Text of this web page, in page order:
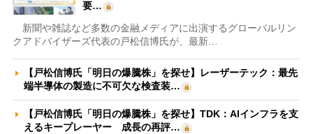
要…
新聞や雑誌など多数の金融メディアに出演するグローバルリン
クアドバイザーズ代表の戸松信博氏が、最新…
【戸松信博氏「明日の爆騰株」を探せ】レーザーテック：最先
端半導体の製造に不可欠な検査装…
【戸松信博氏「明日の爆騰株」を探せ】TDK：AIインフラを支
えるキープレーヤー 成長の再評…